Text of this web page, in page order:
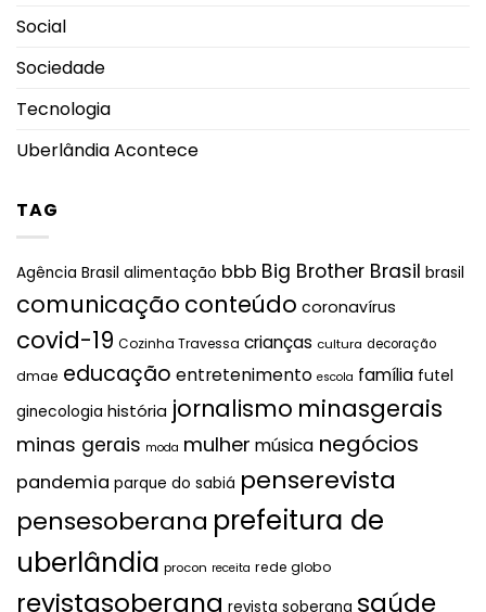
Social
Sociedade
Tecnologia
Uberlândia Acontece
TAG
Agência Brasil alimentação bbb Big Brother Brasil brasil
comunicação conteúdo coronavírus
covid-19 Cozinha Travessa crianças cultura decoração
dmae educação entretenimento escola família futel
ginecologia história jornalismo minasgerais
minas gerais moda mulher música negócios
pandemia parque do sabiá penserevista
pensesoberana prefeitura de
uberlândia procon receita rede globo
revistasoberana revista soberana saúde